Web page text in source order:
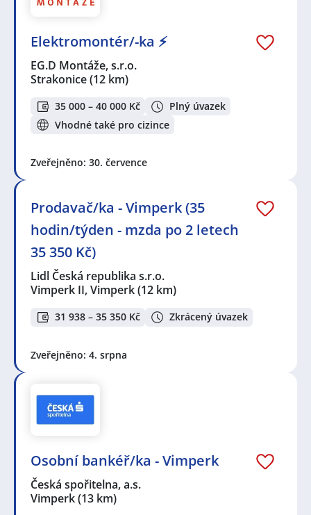
Elektromontér/-ka ⚡
EG.D Montáže, s.r.o.
Strakonice(12 km)
35 000 – 40 000 Kč
Plný úvazek
Vhodné také pro cizince
Zveřejněno: 30. července
Prodavač/ka - Vimperk (35
hodin/týden - mzda po 2 letech
35 350 Kč)
Lidl Česká republika s.r.o.
Vimperk II, Vimperk(12 km)
31 938 – 35 350 Kč Zkrácený úvazek
Zveřejněno: 4. srpna
Osobní bankéř/ka - Vimperk
Česká spořitelna, a.s.
Vimperk(13 km)